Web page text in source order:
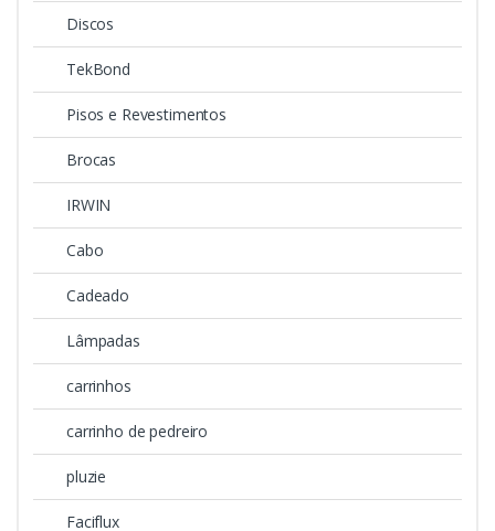
Discos
TekBond
Pisos e Revestimentos
Brocas
IRWIN
Cabo
Cadeado
Lâmpadas
carrinhos
carrinho de pedreiro
pluzie
Faciflux